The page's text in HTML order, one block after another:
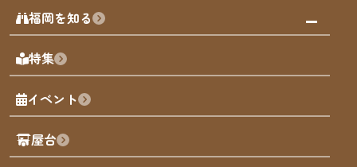
みんなの旅行記
天神エリア
博多旧市街
福岡城
歴史・文化
福岡を知る
福岡の見どころ
福岡の魅力
観光カレンダー
観光PR動画
まち歩き
特集
イベント
屋台